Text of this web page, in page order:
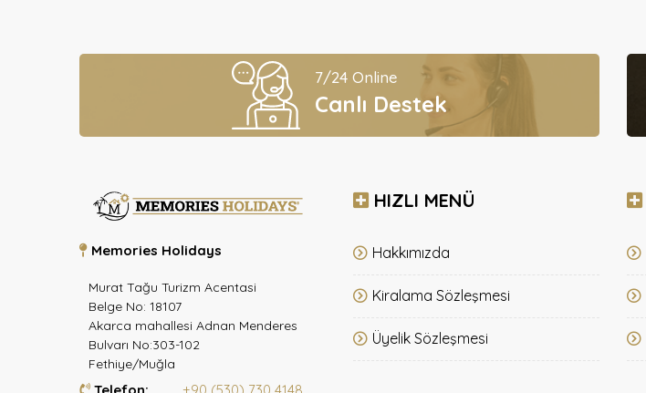
7/24 Online
Canlı Destek
Memories Holidays
Murat Tağu Turizm Acentasi
Belge No: 18107
Akarca mahallesi Adnan Menderes
Bulvarı No:303-102
Fethiye/Muğla
HIZLI MENÜ
Hakkımızda
Kiralama Sözleşmesi
Üyelik Sözleşmesi